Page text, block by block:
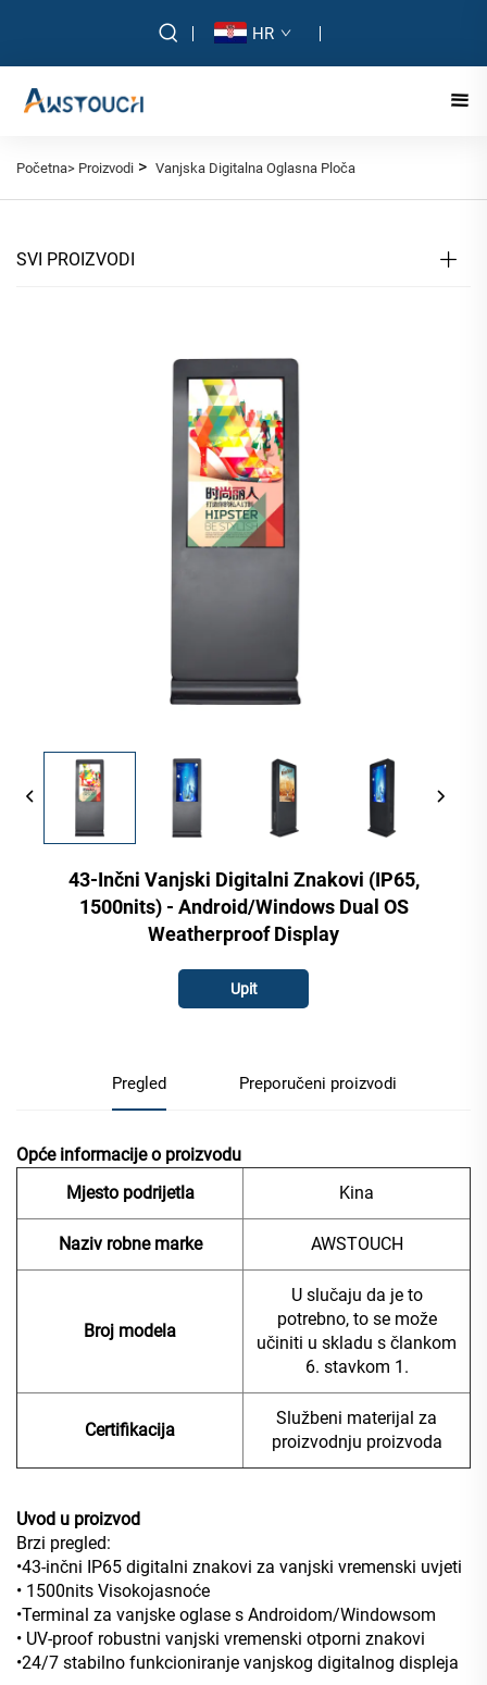
HR
Početna> Proizvodi > Vanjska Digitalna Oglasna Ploča
SVI PROIZVODI
43-Inčni Vanjski Digitalni Znakovi (IP65,
1500nits) - Android/Windows Dual OS
Weatherproof Display
Upit
Pregled Preporučeni proizvodi
Opće informacije o proizvodu
Mjesto podrijetla
Kina
Naziv robne marke AWSTOUCH
Broj modela
U slučaju da je to
potrebno, to se može
učiniti u skladu s člankom
6. stavkom 1.
Certifikacija
Službeni materijal za
proizvodnju proizvoda
Uvod u proizvod
Brzi pregled:
•43-inčni IP65 digitalni znakovi za vanjski vremenski uvjeti
• 1500nits Visokojasnoće
•Terminal za vanjske oglase s Androidom/Windowsom
• UV-proof robustni vanjski vremenski otporni znakovi
•24/7 stabilno funkcioniranje vanjskog digitalnog displeja